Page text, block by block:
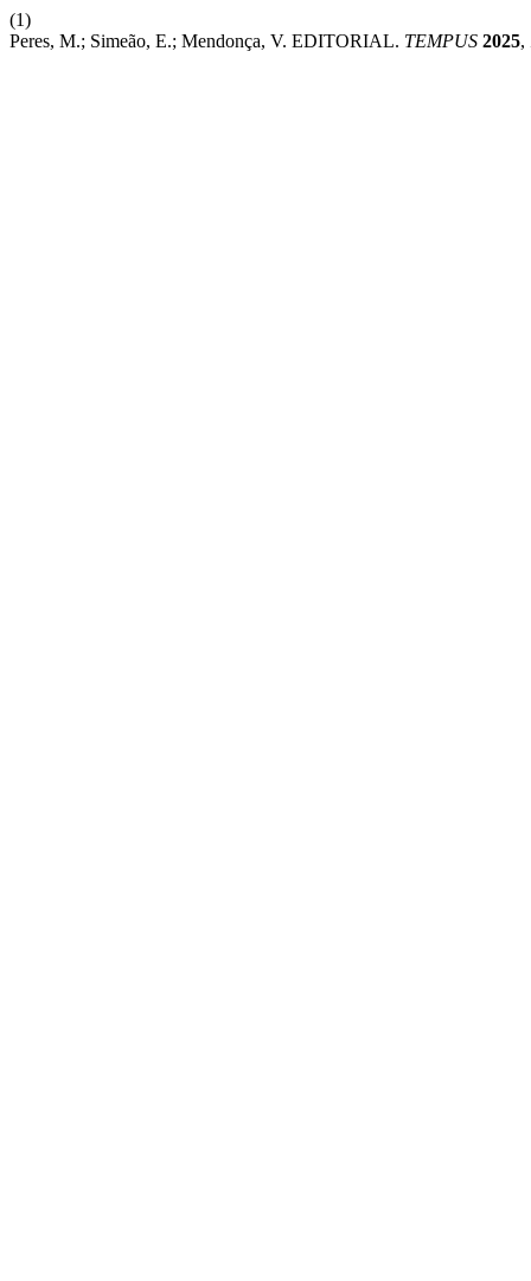
(1)
Peres, M.; Simeão, E.; Mendonça, V. EDITORIAL. TEMPUS 2025,